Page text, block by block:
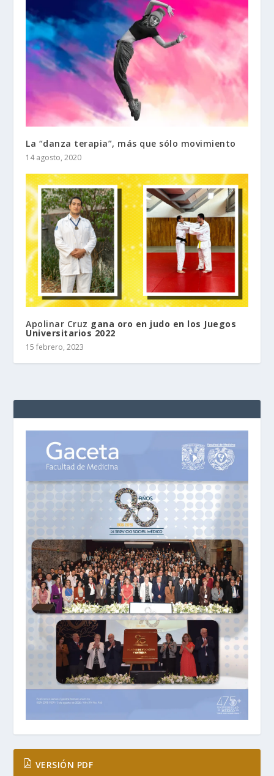
La “danza terapia”, más que sólo movimiento
14 agosto, 2020
Apolinar Cruz gana oro en judo en los Juegos
Universitarios 2022
15 febrero, 2023
VERSIÓN PDF